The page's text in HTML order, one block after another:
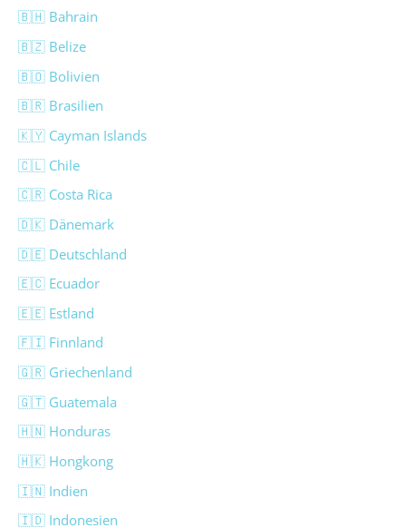
🇧🇭 Bahrain
🇧🇿 Belize
🇧🇴 Bolivien
🇧🇷 Brasilien
🇰🇾 Cayman Islands
🇨🇱 Chile
🇨🇷 Costa Rica
🇩🇰 Dänemark
🇩🇪 Deutschland
🇪🇨 Ecuador
🇪🇪 Estland
🇫🇮 Finnland
🇬🇷 Griechenland
🇬🇹 Guatemala
🇭🇳 Honduras
🇭🇰 Hongkong
🇮🇳 Indien
🇮🇩 Indonesien